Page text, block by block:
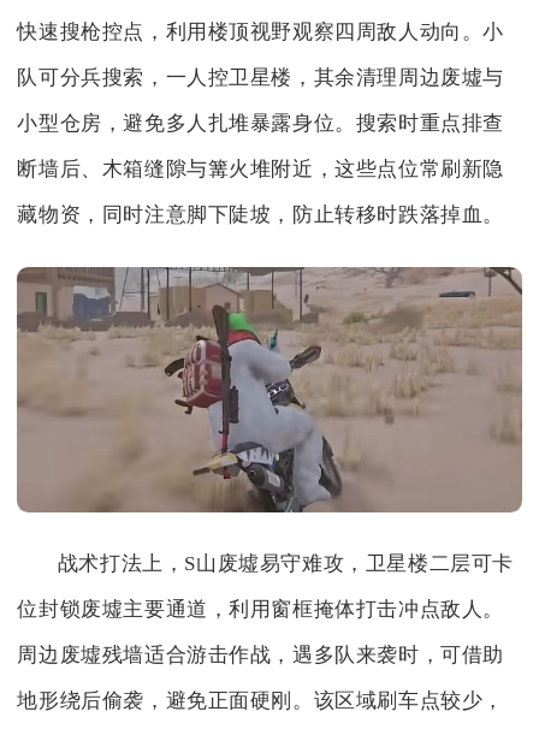
快速搜枪控点，利用楼顶视野观察四周敌人动向。小
队可分兵搜索，一人控卫星楼，其余清理周边废墟与
小型仓房，避免多人扎堆暴露身位。搜索时重点排查
断墙后、木箱缝隙与篝火堆附近，这些点位常刷新隐
藏物资，同时注意脚下陡坡，防止转移时跌落掉血。
战术打法上，S山废墟易守难攻，卫星楼二层可卡
位封锁废墟主要通道，利用窗框掩体打击冲点敌人。
周边废墟残墙适合游击作战，遇多队来袭时，可借助
地形绕后偷袭，避免正面硬刚。该区域刷车点较少，